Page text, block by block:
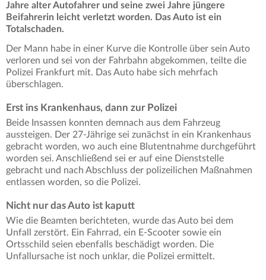
Jahre alter Autofahrer und seine zwei Jahre jüngere
Beifahrerin leicht verletzt worden. Das Auto ist ein
Totalschaden.
Der Mann habe in einer Kurve die Kontrolle über sein Auto
verloren und sei von der Fahrbahn abgekommen, teilte die
Polizei Frankfurt mit. Das Auto habe sich mehrfach
überschlagen.
Erst ins Krankenhaus, dann zur Polizei
Beide Insassen konnten demnach aus dem Fahrzeug
aussteigen. Der 27-Jährige sei zunächst in ein Krankenhaus
gebracht worden, wo auch eine Blutentnahme durchgeführt
worden sei. Anschließend sei er auf eine Dienststelle
gebracht und nach Abschluss der polizeilichen Maßnahmen
entlassen worden, so die Polizei.
Nicht nur das Auto ist kaputt
Wie die Beamten berichteten, wurde das Auto bei dem
Unfall zerstört. Ein Fahrrad, ein E-Scooter sowie ein
Ortsschild seien ebenfalls beschädigt worden. Die
Unfallursache ist noch unklar, die Polizei ermittelt.